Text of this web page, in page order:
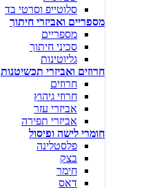
סלוטייפ וסרטי בד
מספריים ואביזרי חיתוך
מספריים
סכיני חיתוך
גליוטינות
חרוזים ואביזרי תכשיטנות
חרוזים
חרוזי גיהוץ
אביזרי עזר
אביזרי תפירה
חומרי לישה ופיסול
פלסטלינה
בצק
חימר
דאס